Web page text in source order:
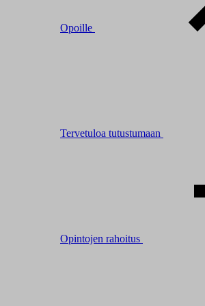
Opoille
Tervetuloa tutustumaan
Opintojen rahoitus